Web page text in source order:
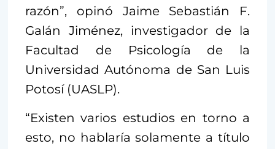
razón”, opinó Jaime Sebastián F.
Galán Jiménez, investigador de la
Facultad de Psicología de la
Universidad Autónoma de San Luis
Potosí (UASLP).
“Existen varios estudios en torno a
esto, no hablaría solamente a título